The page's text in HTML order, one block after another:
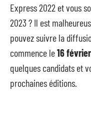
Express 2022 et vous
2023 ? Il est
pouvez suivre la
commence le16
quelques candidats et
prochaines éditions.